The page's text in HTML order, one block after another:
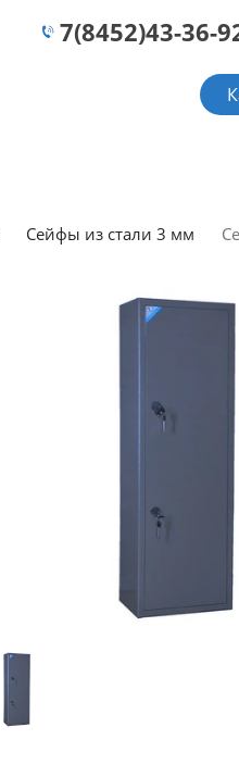
7(8452)43-36-
Сейфы из стали 3 мм